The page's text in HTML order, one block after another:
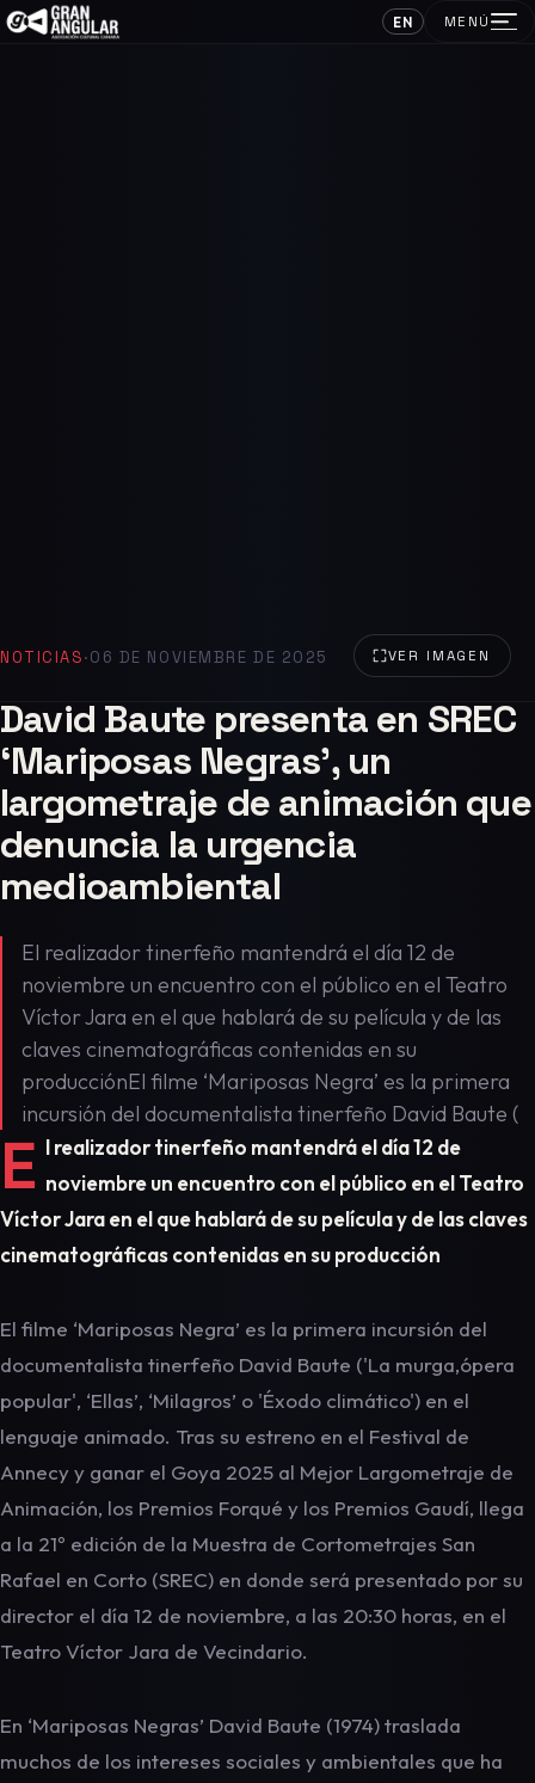
EN MENÚ
VER IMAGEN
NOTICIAS·06 DE NOVIEMBRE DE 2025
David Baute presenta en SREC
‘Mariposas Negras’, un
largometraje de animación que
denuncia la urgencia
medioambiental
El realizador tinerfeño mantendrá el día 12 de
noviembre un encuentro con el público en el Teatro
Víctor Jara en el que hablará de su película y de las
claves cinematográficas contenidas en su
producciónEl filme ‘Mariposas Negra’ es la primera
incursión del documentalista tinerfeño David Baute (
E l realizador tinerfeño mantendrá el día 12 de
noviembre un encuentro con el público en el Teatro
Víctor Jara en el que hablará de su película y de las claves
cinematográficas contenidas en su producción
El filme ‘Mariposas Negra’ es la primera incursión del
documentalista tinerfeño David Baute ('La murga,ópera
popular', ‘Ellas’, ‘Milagros’ o 'Éxodo climático') en el
lenguaje animado. Tras su estreno en el Festival de
Annecy y ganar el Goya 2025 al Mejor Largometraje de
Animación, los Premios Forqué y los Premios Gaudí, llega
a la 21º edición de la Muestra de Cortometrajes San
Rafael en Corto (SREC) en donde será presentado por su
director el día 12 de noviembre, a las 20:30 horas, en el
Teatro Víctor Jara de Vecindario.
En ‘Mariposas Negras’ David Baute (1974) traslada
muchos de los intereses sociales y ambientales que ha